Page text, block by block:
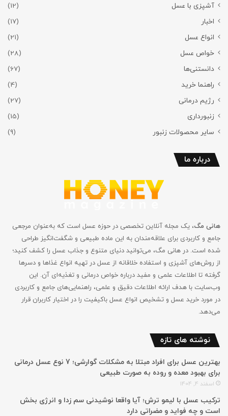
آشپزی با عسل
(12)
اخبار
(17)
انواع عسل
(21)
خواص عسل
(28)
دانستنی‌ها
(67)
راهنما خرید
(4)
رژیم درمانی
(27)
زنبورداری
(15)
سایر محصولات زنبور
(9)
درباره ما
هانی مگ، یک مجله آنلاین تخصصی در حوزه عسل است که به‌عنوان مرجعی
جامع و کاربردی برای علاقه‌مندان به این ماده طبیعی و شگفت‌انگیز طراحی
شده است. در هانی مگ، می‌توانید دنیای متنوع و جذاب عسل را کشف کنید؛
از روش‌های آشپزی و استفاده خلاقانه از عسل در تهیه انواع غذاها و دسرها
گرفته تا اطلاعات علمی و مفید درباره خواص درمانی و تغذیه‌ای آن. این
وب‌سایت با هدف ارائه اطلاعات دقیق و علمی، راهنمایی‌های جامع‌ و کاربردی
در مورد خرید عسل و تشخیص انواع عسل باکیفیت را در اختیار کاربران قرار
می‌دهد.
نوشته های تازه
بهترین عسل برای افراد مبتلا به مشکلات گوارشی؛ 7 نوع عسل درمانی
برای بهبود معده و روده به صورت طبیعی
اسفند 4, 1404
ترکیب عسل با لیمو ترش؛ آیا واقعا نوشیدنی سم زدا و انرژی بخش
است و چه فواید و مضراتی دارد